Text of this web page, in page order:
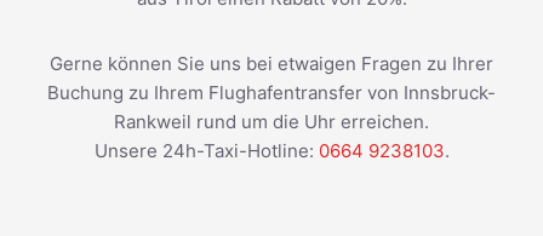
Gerne können Sie uns bei etwaigen Fragen zu Ihrer
Buchung zu Ihrem Flughafentransfer von Innsbruck-
Rankweil rund um die Uhr erreichen.
Unsere 24h-Taxi-Hotline: 0664 9238103.